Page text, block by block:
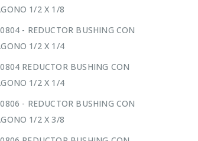
1/2 X 1/8
- REDUCTOR BUSHING CON
1/2 X 1/4
REDUCTOR BUSHING CON
1/2 X 1/4
- REDUCTOR BUSHING CON
1/2 X 3/8